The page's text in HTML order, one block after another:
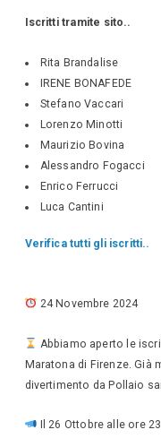
Iscritti tramite sito..
Rita Brandalise
IRENE BONAFEDE
Stefano Vaccari
Lorenzo Minotti
Maurizio Bovina
Alessandro Fogacci
Enrico Ferrucci
Luca Cantini
Verifica tutti gli iscritti..
24 Novembre 2024
Abbiamo aperto le
Maratona di Firenze. Già
divertimento da Pollaio
Il 26 Ottobre alle ore